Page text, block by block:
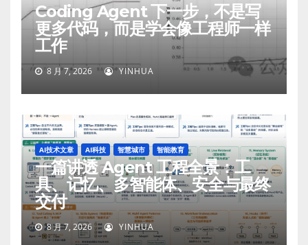
Coding Agent 下一步，不是写
更多代码，而是学会像工程师一样
工作
8 月 7, 2026 YINHUA
AI技术文章 AI科技 智慧城市 智能教育
一篇讲透 Agent 工程全景：工
具、记忆、多智能体、安全与最终
交付
8 月 7, 2026 YINHUA